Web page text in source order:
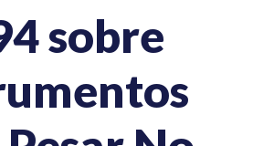
sobre